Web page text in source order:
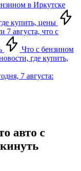
в Иркутске
купить, цены
7 августа, что с
Что с бензином
где купить,
7 августа:
авто с